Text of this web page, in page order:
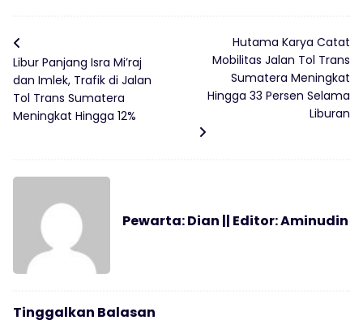
Libur Panjang Isra Mi’raj
dan Imlek, Trafik di Jalan
Tol Trans Sumatera
Meningkat Hingga 12%
Hutama Karya Catat
Mobilitas Jalan Tol Trans
Sumatera Meningkat
Hingga 33 Persen Selama
Liburan
Pewarta: Dian || Editor: Aminudin
Tinggalkan Balasan